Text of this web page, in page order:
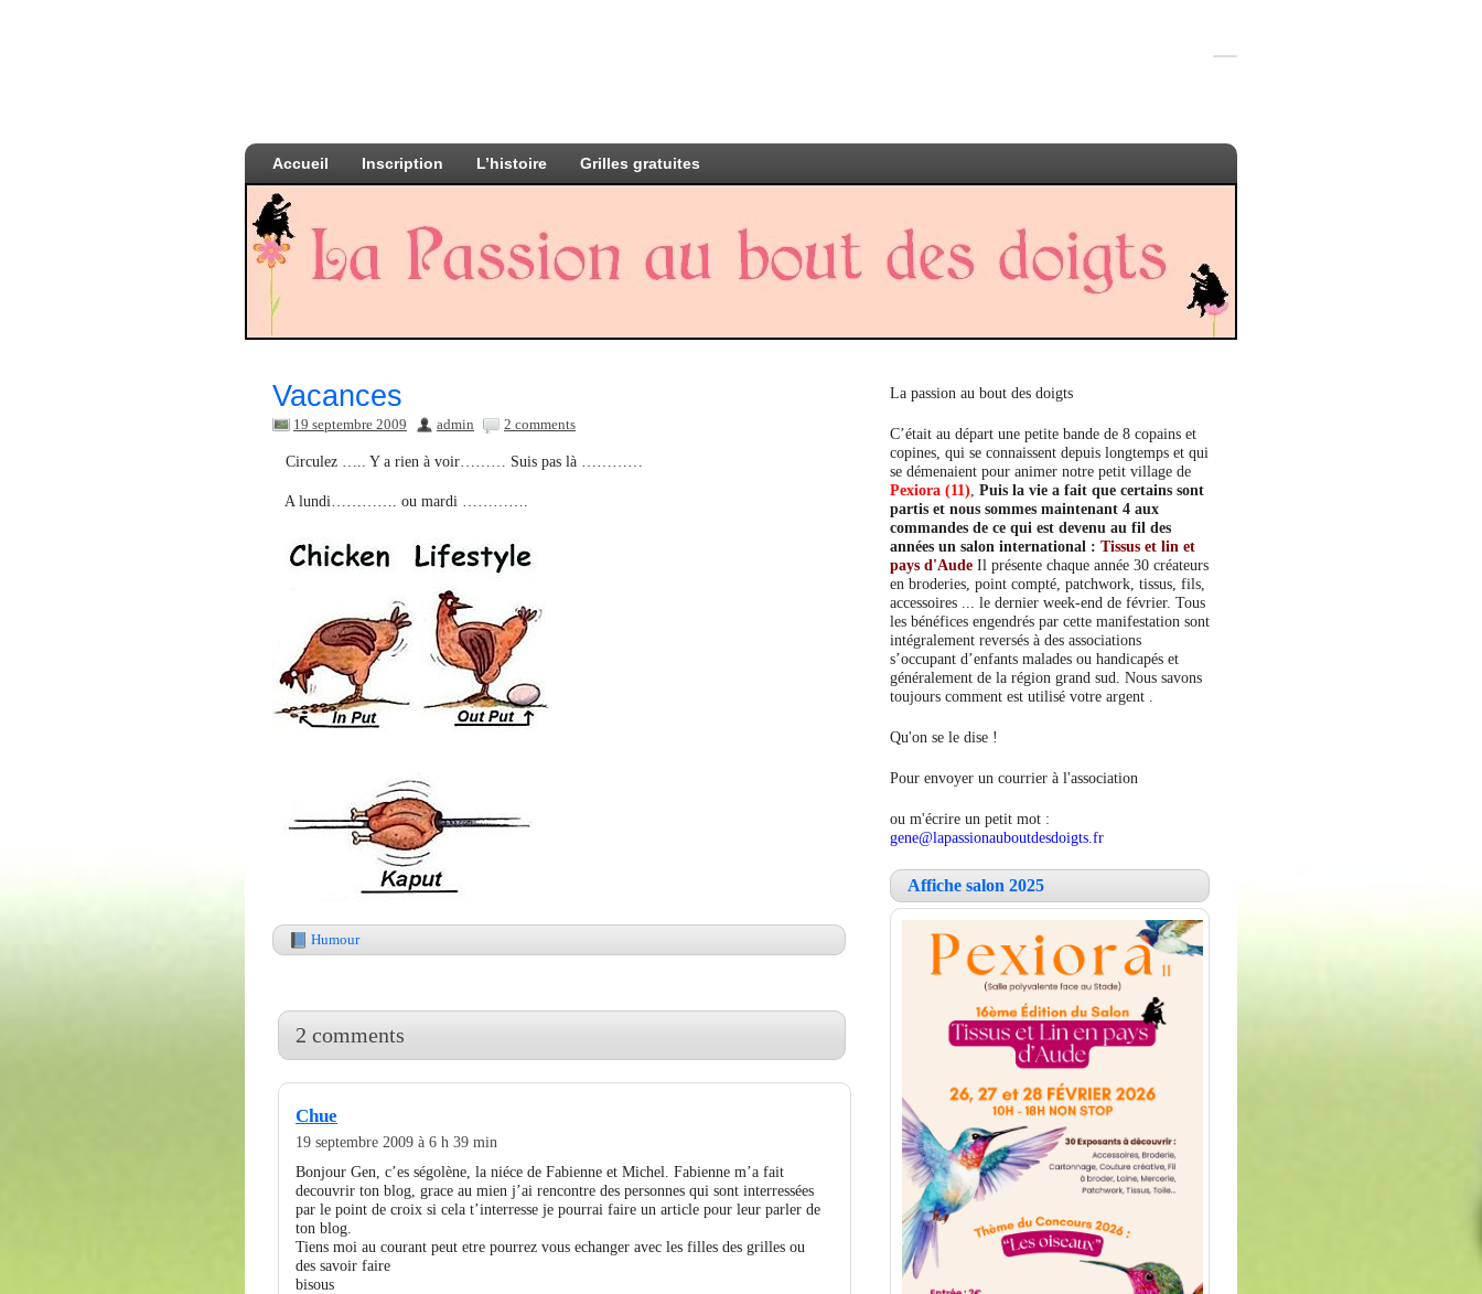
Accueil Inscription L’histoire Grilles gratuites
Vacances
19 septembre 2009 admin 2 comments
Circulez ….. Y a rien à voir……… Suis pas là …………
A lundi…………. ou mardi ………….
Humour
2 comments
Chue
19 septembre 2009 à 6 h 39 min
Bonjour Gen, c’es ségolène, la niéce de Fabienne et Michel. Fabienne m’a fait
decouvrir ton blog, grace au mien j’ai rencontre des personnes qui sont interressées
par le point de croix si cela t’interresse je pourrai faire un article pour leur parler de
ton blog.
Tiens moi au courant peut etre pourrez vous echanger avec les filles des grilles ou
des savoir faire
bisous
La passion au bout des doigts
C’était au départ une petite bande de 8 copains et
copines, qui se connaissent depuis longtemps et qui
se démenaient pour animer notre petit village de
Pexiora (11) Puis la vie a fait que certains sont
partis et nous sommes maintenant 4 aux
commandes de ce qui est devenu au fil des
années un salon international : Tissus et lin et
pays d'Aude Il présente chaque année 30 créateurs
en broderies, point compté, patchwork, tissus, fils,
accessoires ... le dernier week-end de février. Tous
les bénéfices engendrés par cette manifestation sont
intégralement reversés à des associations
s’occupant d’enfants malades ou handicapés et
généralement de la région grand sud. Nous savons
toujours comment est utilisé votre argent .
Qu'on se le dise !
Pour envoyer un courrier à l'association
ou m'écrire un petit mot :
gene@lapassionauboutdesdoigts.fr
Affiche salon 2025